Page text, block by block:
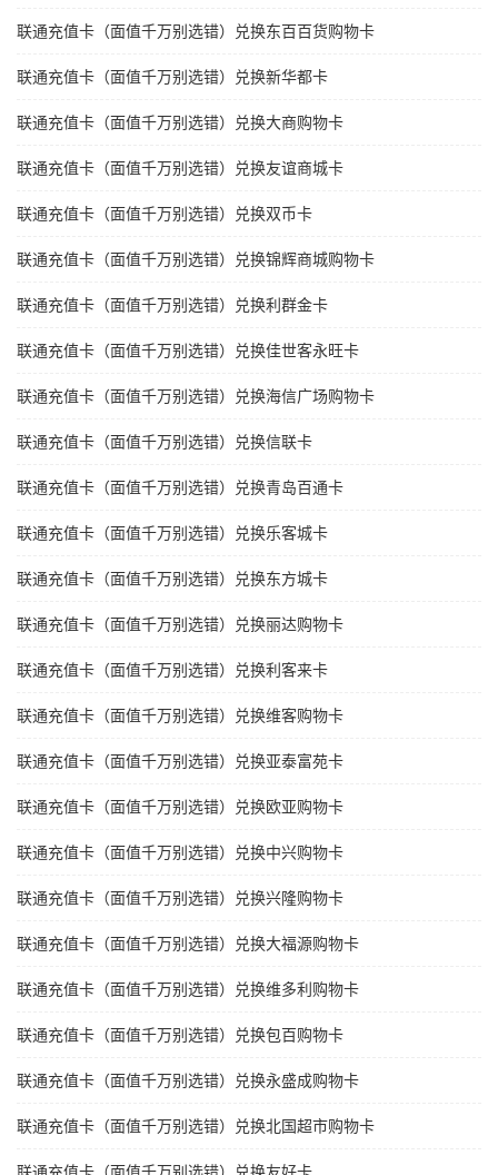
联通充值卡（面值千万别选错）兑换东百百货购物卡
联通充值卡（面值千万别选错）兑换新华都卡
联通充值卡（面值千万别选错）兑换大商购物卡
联通充值卡（面值千万别选错）兑换友谊商城卡
联通充值卡（面值千万别选错）兑换双币卡
联通充值卡（面值千万别选错）兑换锦辉商城购物卡
联通充值卡（面值千万别选错）兑换利群金卡
联通充值卡（面值千万别选错）兑换佳世客永旺卡
联通充值卡（面值千万别选错）兑换海信广场购物卡
联通充值卡（面值千万别选错）兑换信联卡
联通充值卡（面值千万别选错）兑换青岛百通卡
联通充值卡（面值千万别选错）兑换乐客城卡
联通充值卡（面值千万别选错）兑换东方城卡
联通充值卡（面值千万别选错）兑换丽达购物卡
联通充值卡（面值千万别选错）兑换利客来卡
联通充值卡（面值千万别选错）兑换维客购物卡
联通充值卡（面值千万别选错）兑换亚泰富苑卡
联通充值卡（面值千万别选错）兑换欧亚购物卡
联通充值卡（面值千万别选错）兑换中兴购物卡
联通充值卡（面值千万别选错）兑换兴隆购物卡
联通充值卡（面值千万别选错）兑换大福源购物卡
联通充值卡（面值千万别选错）兑换维多利购物卡
联通充值卡（面值千万别选错）兑换包百购物卡
联通充值卡（面值千万别选错）兑换永盛成购物卡
联通充值卡（面值千万别选错）兑换北国超市购物卡